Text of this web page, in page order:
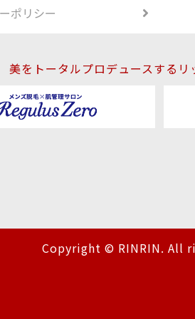
ポリシー
美をトータルプロデュースする
Copyright © RINRIN. All